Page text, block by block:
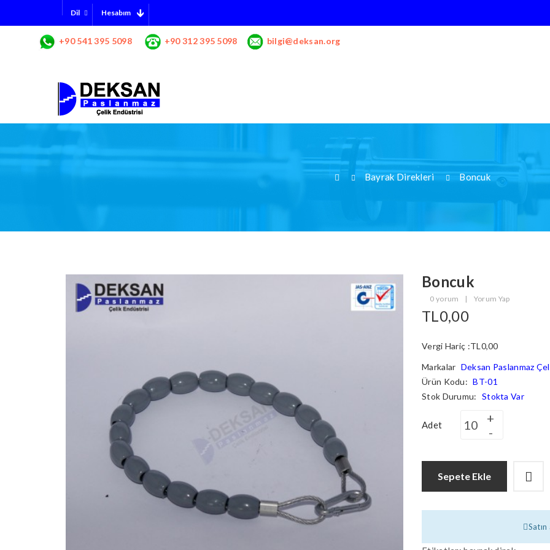
Dil Hesabım
+90 541 395 5098 +90 312 395 5098 bilgi@deksan.org
Bayrak Direkleri Boncuk
Boncuk
0 yorum | Yorum Yap
TL0,00
Vergi Hariç :TL0,00
Markalar Deksan Paslanmaz
Ürün Kodu: BT-01
Stok Durumu: Stokta Var
Adet
Sepete Ekle